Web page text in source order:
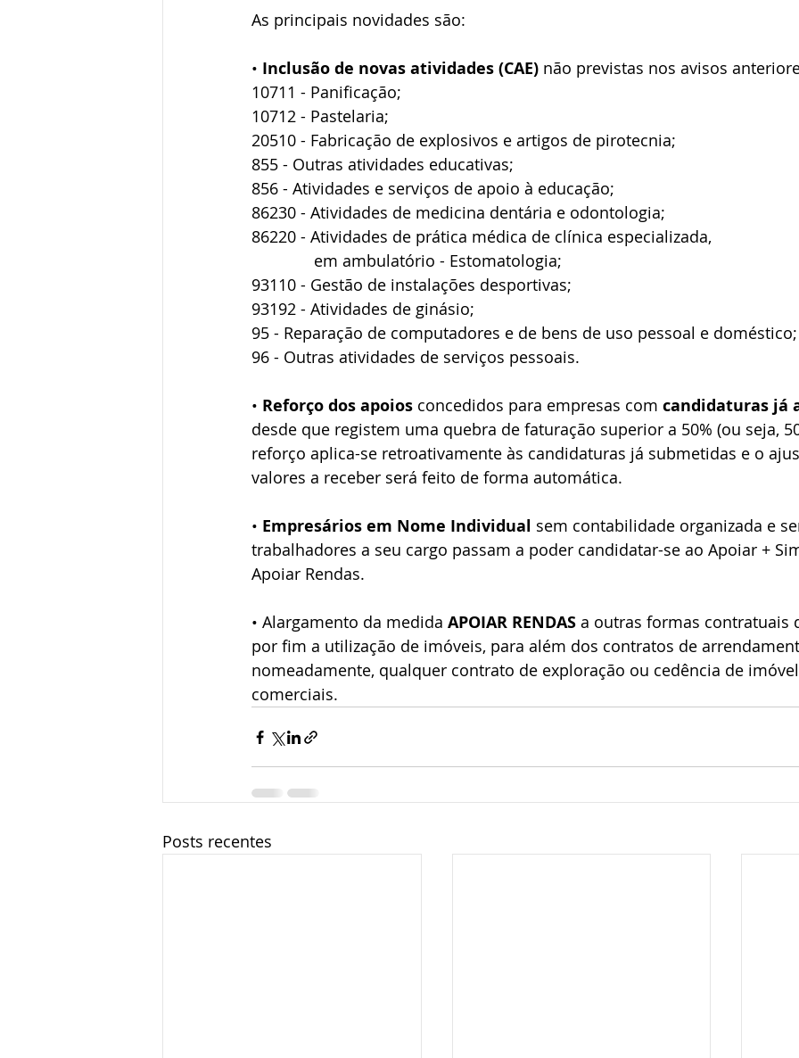
As principais novidades são:
• Inclusão de novas atividades (CAE) não previstas nos avisos
10711 - Panificação;
10712 - Pastelaria;
20510 - Fabricação de explosivos e artigos de pirotecnia;
855 - Outras atividades educativas;
856 - Atividades e serviços de apoio à educação;
86230 - Atividades de medicina dentária e odontologia;
86220 - Atividades de prática médica de clínica especializada,
              em ambulatório - Estomatologia;
93110 - Gestão de instalações desportivas;
93192 - Atividades de ginásio;
95 - Reparação de computadores e de bens de uso pessoal e
96 - Outras atividades de serviços pessoais.
• Reforço dos apoios concedidos para empresas com candidaturas já
desde que registem uma quebra de faturação superior a 50% (ou seja,
reforço aplica-se retroativamente às candidaturas já submetidas e o
valores a receber será feito de forma automática.
• Empresários em Nome Individual sem contabilidade organizada e
trabalhadores a seu cargo passam a poder candidatar-se ao Apoiar +
Apoiar Rendas.
• Alargamento da medida APOIAR RENDAS a outras formas contratuais
por fim a utilização de imóveis, para além dos contratos de
nomeadamente, qualquer contrato de exploração ou cedência de
comerciais.
Posts recentes